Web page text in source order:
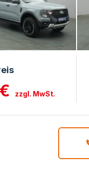
zzgl. MwSt.